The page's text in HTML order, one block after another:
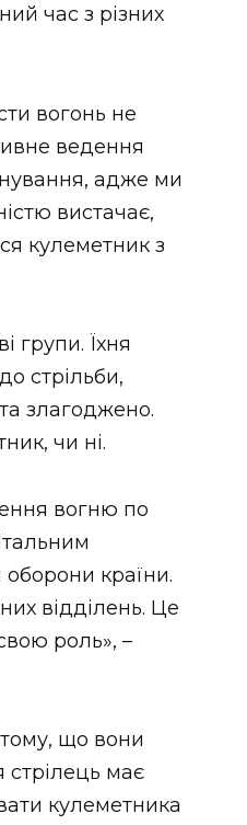
час з різних
вогонь не
ведення
адже ми
вистачає,
кулеметник з
групи. Їхня
стрільби,
злагоджено.
чи ні.
вогню по
країни.
відділень. Це
роль», –
що вони
стрілець має
кулеметника